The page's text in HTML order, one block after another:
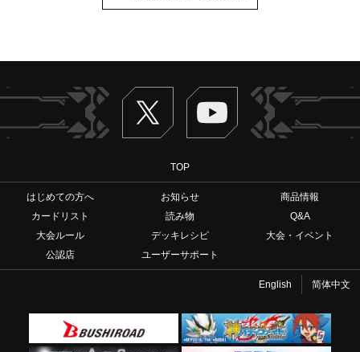
Twitter ヴァンガードch
TOP
はじめての方へ お知らせ
商品情報
カードリスト
読み物
Q&A
大会ルール
デッキレシピ
大会・イベント
公認店
ユーザーサポート
English 简体中文